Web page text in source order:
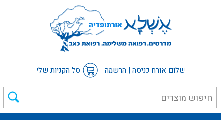
שלום אורח כניסה | הרשמה סל הקניות שלי